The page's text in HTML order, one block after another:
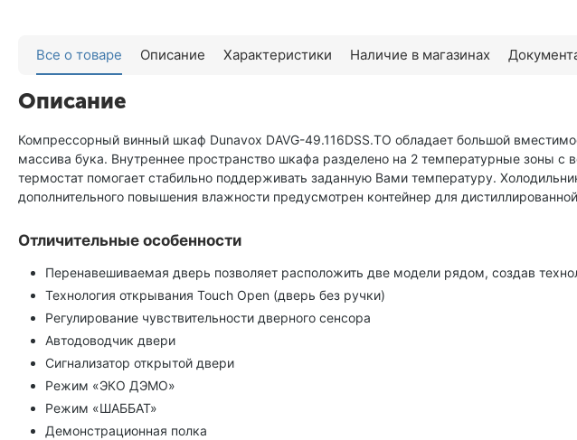
Все о товаре Описание Характеристики Наличие в магазинах
Описание
Компрессорный винный шкаф Dunavox DAVG-49.116DSS.TO обладает большой
массива бука. Внутреннее пространство шкафа разделено на 2 температурные зоны
термостат помогает стабильно поддерживать заданную Вами температуру.
дополнительного повышения влажности предусмотрен контейнер для
Отличительные особенности
Перенавешиваемая дверь позволяет расположить две модели рядом, создав
Технология открывания Touch Open (дверь без ручки)
Регулирование чувствительности дверного сенсора
Автодоводчик двери
Сигнализатор открытой двери
Режим «ЭКО ДЭМО»
Режим «ШАББАТ»
Демонстрационная полка